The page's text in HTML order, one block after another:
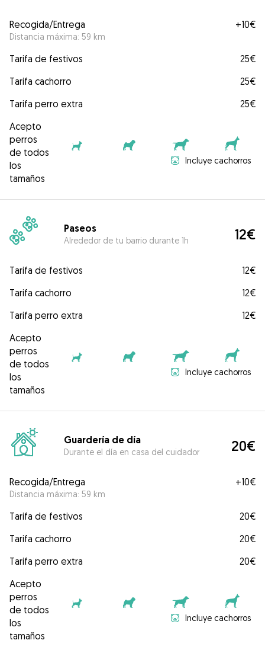
Recogida/Entrega
Distancia máxima: 59 km
+10€
Tarifa de festivos
25€
Tarifa cachorro
25€
Tarifa perro extra
25€
Acepto
perros
de todos
los
tamaños
Incluye cachorros
Paseos
Alrededor de tu barrio durante 1h 12€
Tarifa de festivos
12€
Tarifa cachorro
12€
Tarifa perro extra
12€
Acepto
perros
de todos
los
tamaños
Incluye cachorros
Guardería de día
Durante el día en casa del cuidador 20€
Recogida/Entrega
Distancia máxima: 59 km
+10€
Tarifa de festivos
20€
Tarifa cachorro
20€
Tarifa perro extra
20€
Acepto
perros
de todos
los
tamaños
Incluye cachorros